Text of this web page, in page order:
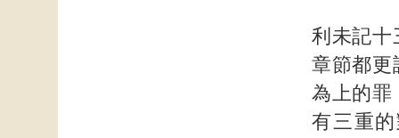
利未記十
章節都更
為上的罪
有三重